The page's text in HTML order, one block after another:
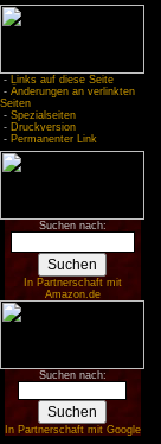
- Links auf diese Seite
- Änderungen an verlinkten
Seiten
- Spezialseiten
- Druckversion
- Permanenter Link
Suchen nach:
In Partnerschaft mit
Amazon.de
Suchen nach:
In Partnerschaft mit Google